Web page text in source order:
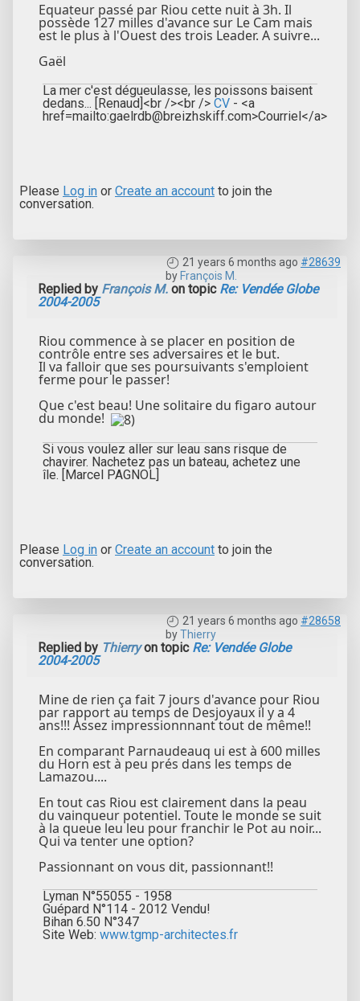
Equateur passé par Riou cette nuit à 3h. Il
possède 127 milles d'avance sur Le Cam mais
est le plus à l'Ouest des trois Leader. A suivre...
Gaël
La mer c'est dégueulasse, les poissons baisent
dedans... [Renaud]<br /><br /> CV - <a
href=mailto:gaelrdb@breizhskiff.com>Courriel</a>
Please Log in or Create an account to join the
conversation.
21 years 6 months ago #28639
by François M.
Replied by François M. on topic Re: Vendée Globe
2004-2005
Riou commence à se placer en position de
contrôle entre ses adversaires et le but.
Il va falloir que ses poursuivants s'emploient
ferme pour le passer!
Que c'est beau! Une solitaire du figaro autour
du monde!
Si vous voulez aller sur leau sans risque de
chavirer. Nachetez pas un bateau, achetez une
île. [Marcel PAGNOL]
Please Log in or Create an account to join the
conversation.
21 years 6 months ago #28658
byThierry
Replied by Thierryon topic Re: Vendée Globe
2004-2005
Mine de rien ça fait 7 jours d'avance pour Riou
par rapport au temps de Desjoyaux il y a 4
ans!!! Assez impressionnnant tout de même!!
En comparant Parnaudeauq ui est à 600 milles
du Horn est à peu prés dans les temps de
Lamazou....
En tout cas Riou est clairement dans la peau
du vainqueur potentiel. Toute le monde se suit
à la queue leu leu pour franchir le Pot au noir...
Qui va tenter une option?
Passionnant on vous dit, passionnant!!
Lyman N°55055 - 1958
Guépard N°114 - 2012 Vendu!
Bihan 6.50 N°347
Site Web: www.tgmp-architectes.fr